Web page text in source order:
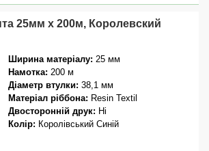
25мм x 200м, Королевский
Ширина матеріалу: 25 мм
Намотка: 200 м
Діаметр втулки: 38,1 мм
Матеріал ріббона: Resin Textil
Двосторонній друк: Ні
Колір: Королівський Синій